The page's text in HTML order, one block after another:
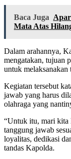
Baca Juga
Mata Atas
Dalam arahannya,
mengatakan, tujuan
untuk
Kegiatan tersebut
jawab yang harus
olahraga yang
“Untuk itu, mari kita
tanggung jawab
loyalitas, dedikasi
tandas Kapolda.